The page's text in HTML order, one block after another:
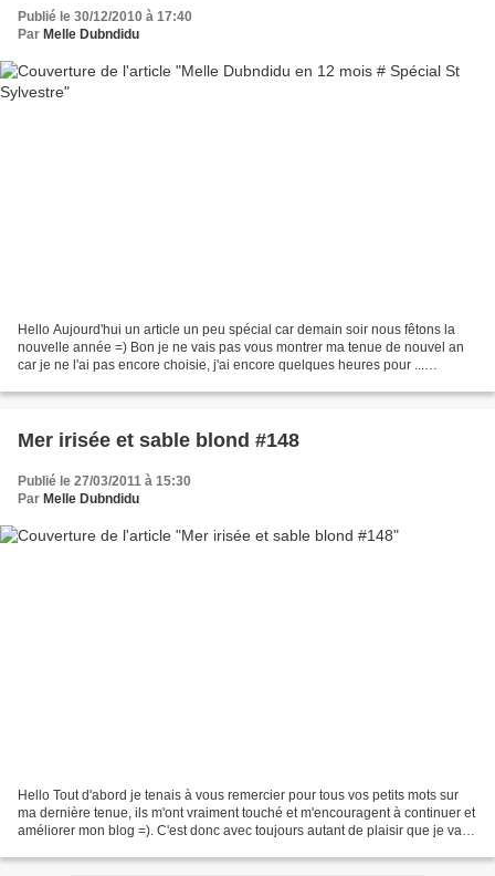
Publié le 30/12/2010 à 17:40
Par Melle Dubndidu
Hello Aujourd'hui un article un peu spécial car demain soir nous fêtons la
nouvelle année =) Bon je ne vais pas vous montrer ma tenue de nouvel an
car je ne l'ai pas encore choisie, j'ai encore quelques heures pour ...
Mer irisée et sable blond #148
Publié le 27/03/2011 à 15:30
Par Melle Dubndidu
Hello Tout d'abord je tenais à vous remercier pour tous vos petits mots sur
ma dernière tenue, ils m'ont vraiment touché et m'encouragent à continuer et
améliorer mon blog =). C'est donc avec toujours autant de plaisir que je vais